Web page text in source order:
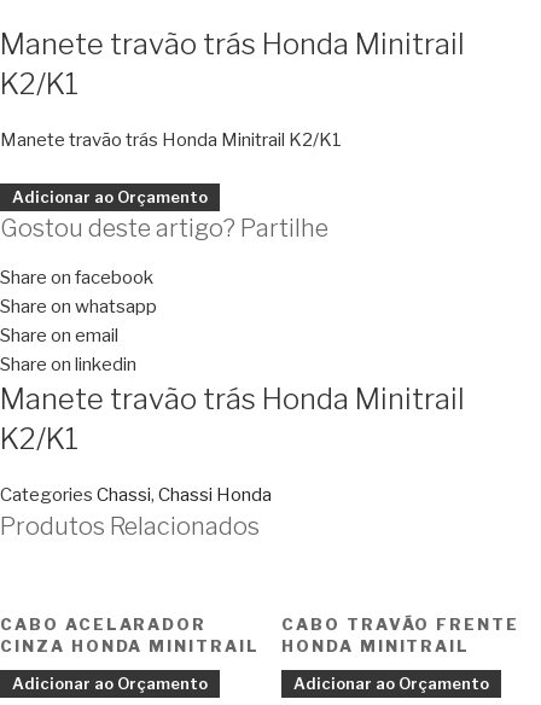
Manete travão trás Honda Minitrail
K2/K1
Manete travão trás Honda Minitrail K2/K1
Adicionar ao Orçamento
Gostou deste artigo? Partilhe
Share on facebook
Share on whatsapp
Share on email
Share on linkedin
Manete travão trás Honda Minitrail
K2/K1
Categories Chassi, Chassi Honda
Produtos Relacionados
CABO ACELARADOR
CINZA HONDA MINITRAIL
Adicionar ao Orçamento
CABO TRAVÃO FRENTE
HONDA MINITRAIL
Adicionar ao Orçamento